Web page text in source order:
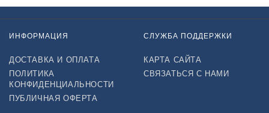
ИНФОРМАЦИЯ
ДОСТАВКА И ОПЛАТА
ПОЛИТИКА
КОНФИДЕНЦИАЛЬНОСТИ
ПУБЛИЧНАЯ ОФЕРТА
СЛУЖБА ПОДДЕРЖКИ
КАРТА САЙТА
СВЯЗАТЬСЯ С НАМИ